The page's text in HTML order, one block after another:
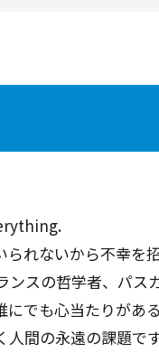
れないから不幸を招
ンスの哲学者、パ
でも⼼当たりがあ
間の永遠の課題です